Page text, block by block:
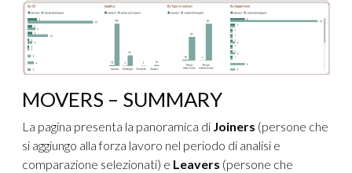
MOVERS – SUMMARY
La pagina presenta la panoramica di Joiners (persone che
si aggiungo alla forza lavoro nel periodo di analisi e
comparazione selezionati) e Leavers (persone che